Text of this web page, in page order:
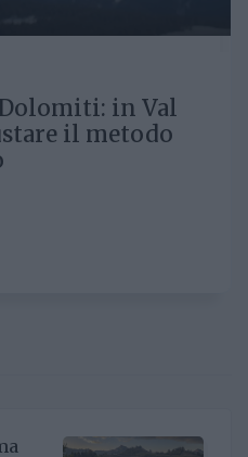
in Val
il metodo